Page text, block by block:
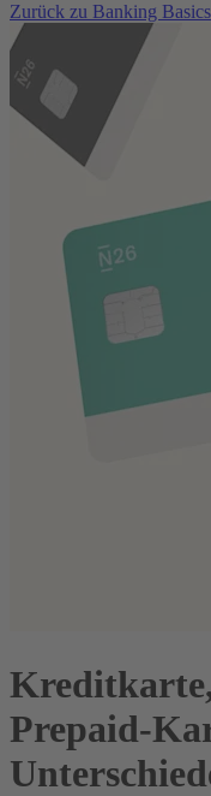
Zurück zu Banking Basics
Prepaid-